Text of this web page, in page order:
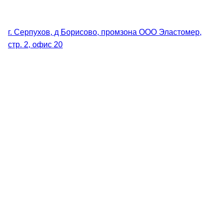
г. Серпухов, д Борисово, промзона ООО Эластомер,
стр. 2, офис 20